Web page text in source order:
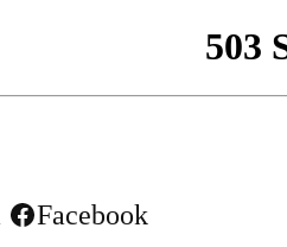
503
Facebook